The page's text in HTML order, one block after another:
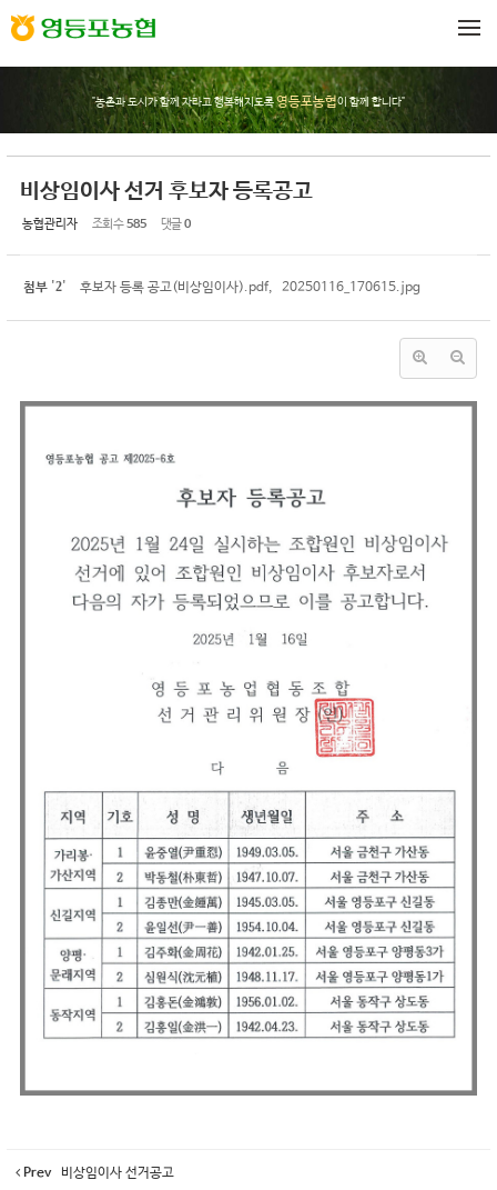
"농촌과 도시가 함께 자라고 행복해지도록영등포농협이 함께 합니다"
비상임이사 선거 후보자 등록공고
농협관리자 조회 수585 댓글0
첨부 '2' 후보자 등록 공고(비상임이사).pdf, 20250116_170615.jpg
Prev 비상임이사 선거공고